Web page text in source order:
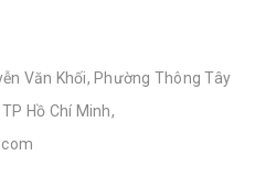
Văn Khối, Phường Thông Tây
Hồ Chí Minh,